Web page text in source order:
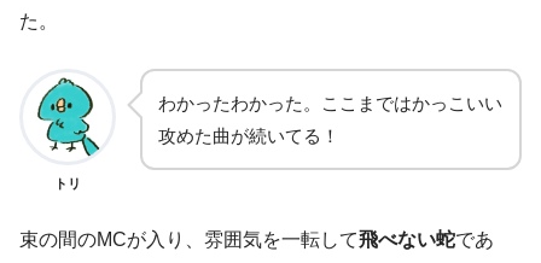
た。
トリ
わかったわかった。ここまではかっこいい
攻めた曲が続いてる！
束の間のMCが入り、雰囲気を一転して飛べない蛇であ